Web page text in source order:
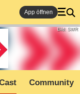
App öffnen
Bild: SWR
Community